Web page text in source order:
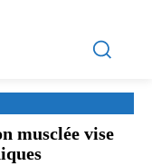
musclée vise